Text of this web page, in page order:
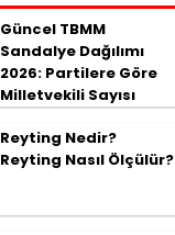
Güncel TBMM
Sandalye Dağılımı
2026: Partilere Göre
Milletvekili Sayısı
Reyting Nedir?
Reyting Nasıl Ölçülür?